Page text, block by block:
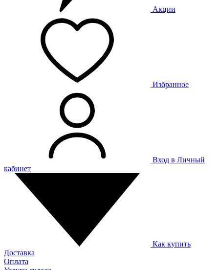
Акции
Избранное
Вход в Личный
кабинет
Как купить
Доставка
Оплата